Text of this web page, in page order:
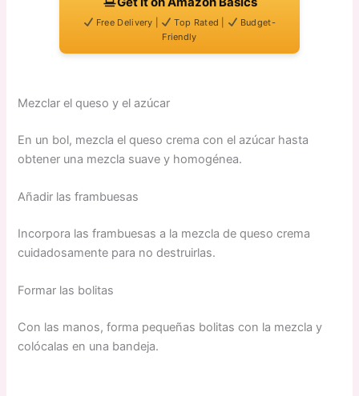
Free Delivery | Top Rated |
Budget-
Friendly
Mezclar el queso y el azúcar
En un bol, mezcla el queso crema con el azúcar hasta
obtener una mezcla suave y homogénea.
Añadir las frambuesas
Incorpora las frambuesas a la mezcla de queso crema
cuidadosamente para no destruirlas.
Formar las bolitas
Con las manos, forma pequeñas bolitas con la mezcla y
colócalas en una bandeja.